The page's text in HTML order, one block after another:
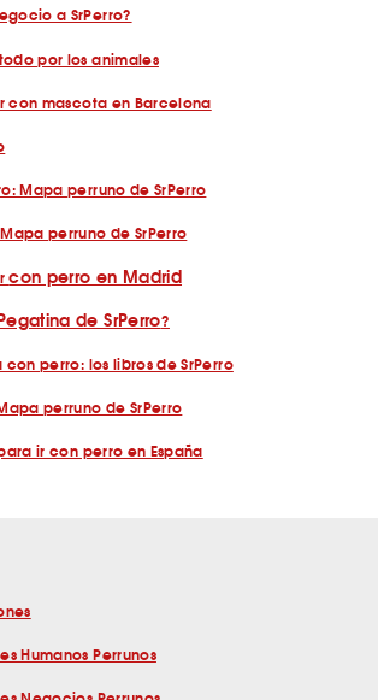
a SrPerro?
por los animales
con mascota en Barcelona
Mapa perruno de SrPerro
perruno de SrPerro
con perro en Madrid
de SrPerro?
perro: los libros de SrPerro
perruno de SrPerro
ir con perro en España
Humanos Perrunos